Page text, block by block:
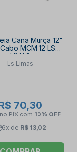
Cana Murça 12"
MCM 12 LS
LIMAS
Ls Limas
70,30
PIX com 10% OFF
6x de R$ 13,02